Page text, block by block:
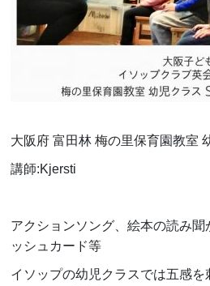
大阪府 富田林 梅の里保育園教室
講師:Kjersti
アクションソング、絵本の読み
ッシュカード等
イソップの幼児クラスでは五感